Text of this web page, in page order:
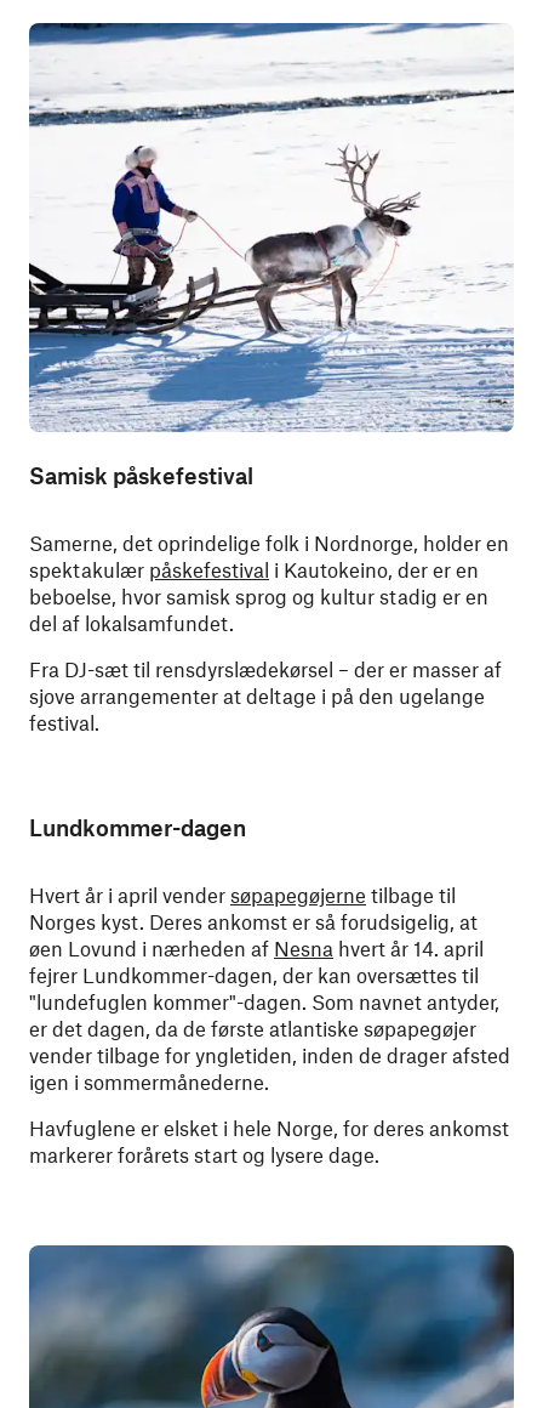
Samisk påskefestival
Samerne, det oprindelige folk i Nordnorge, holder en
spektakulær påskefestival i Kautokeino, der er en
beboelse, hvor samisk sprog og kultur stadig er en
del af lokalsamfundet.
Fra DJ-sæt til rensdyrslædekørsel – der er masser af
sjove arrangementer at deltage i på den ugelange
festival.
Lundkommer-dagen
Hvert år i april vender søpapegøjerne tilbage til
Norges kyst. Deres ankomst er så forudsigelig, at
øen Lovund i nærheden af Nesna hvert år 14. april
fejrer Lundkommer-dagen, der kan oversættes til
"lundefuglen kommer"-dagen. Som navnet antyder,
er det dagen, da de første atlantiske søpapegøjer
vender tilbage for yngletiden, inden de drager afsted
igen i sommermånederne.
Havfuglene er elsket i hele Norge, for deres ankomst
markerer forårets start og lysere dage.